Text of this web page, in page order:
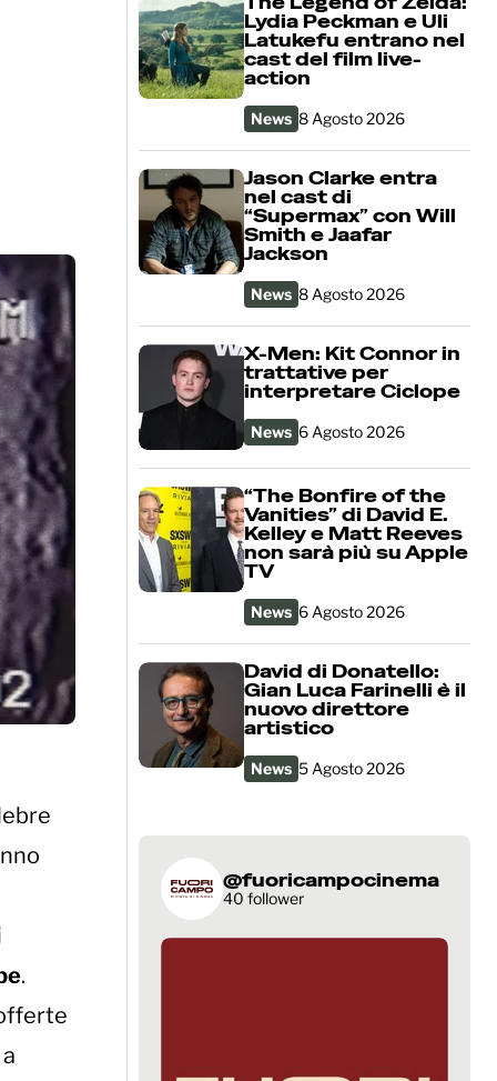
.
Lydia Peckman e Uli
Latukefu entrano nel
cast del film live-
action
News 8 Agosto 2026
Jason Clarke entra
nel cast di
“Supermax” con Will
Smith e Jaafar
Jackson
News 8 Agosto 2026
X-Men: Kit Connor in
trattative per
interpretare Ciclope
News 6 Agosto 2026
“The Bonfire of the
Vanities” di David E.
Kelley e Matt Reeves
non sarà più su Apple
TV
News 6 Agosto 2026
David di Donatello:
Gian Luca Farinelli è il
nuovo direttore
artistico
News 5 Agosto 2026
@fuoricampocinema
40 follower